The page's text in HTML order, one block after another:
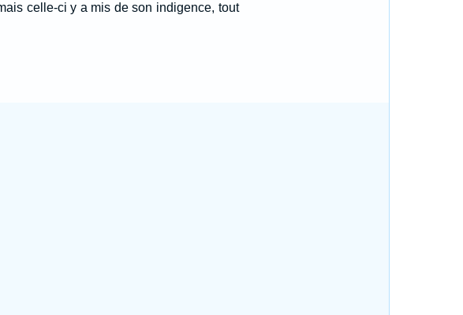
celle-ci y a mis de son indigence, tout